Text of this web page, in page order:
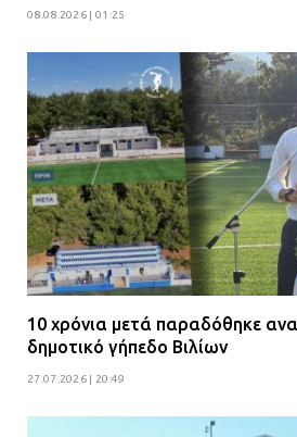
08.08.2026 | 01:25
10 χρόνια μετά παραδόθηκε
δημοτικό γήπεδο Βιλίων
27.07.2026 | 20:49